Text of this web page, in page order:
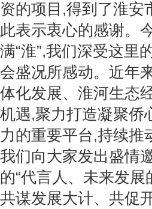
资的项目,得到了淮安
此表示衷心的感谢。
满“淮”,我们深受这里
会盛况所感动。近年
体化发展、淮河生态
机遇,聚力打造凝聚侨
力的重要平台,持续推
我们向大家发出盛情
的“代言人、未来发展
共谋发展大计、共促